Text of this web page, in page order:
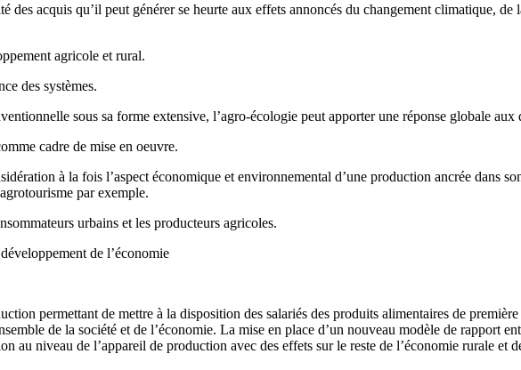
acquis qu’il peut générer se heurte aux effets annoncés du changement climatique,
agricole et rural.
des systèmes.
sous sa forme extensive, l’agro-écologie peut apporter une réponse globale aux
cadre de mise en oeuvre.
à la fois l’aspect économique et environnemental d’une production ancrée dans
par exemple.
urbains et les producteurs agricoles.
de l’économie
permettant de mettre à la disposition des salariés des produits alimentaires de
de la société et de l’économie. La mise en place d’un nouveau modèle de rapport
au niveau de l’appareil de production avec des effets sur le reste de l’économie rurale